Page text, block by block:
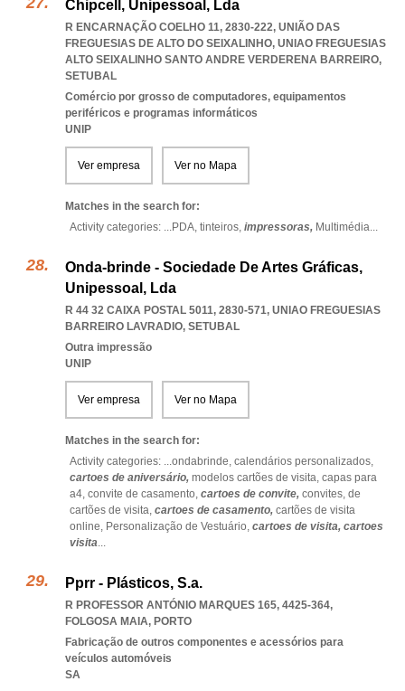
Chipcell, Unipessoal, Lda
R ENCARNAÇÃO COELHO 11, 2830-222, UNIÃO DAS
FREGUESIAS DE ALTO DO SEIXALINHO, UNIAO FREGUESIAS
ALTO SEIXALINHO SANTO ANDRE VERDERENA BARREIRO,
SETUBAL
Comércio por grosso de computadores, equipamentos
periféricos e programas informáticos
UNIP
Ver empresa Ver no Mapa
Matches in the search for:
Activity categories: ...PDA, tinteiros, impressoras, Multimédia...
Onda-brinde - Sociedade De Artes Gráficas,
Unipessoal, Lda
R 44 32 CAIXA POSTAL 5011, 2830-571, UNIAO FREGUESIAS
BARREIRO LAVRADIO, SETUBAL
Outra impressão
UNIP
Ver empresa Ver no Mapa
Matches in the search for:
Activity categories: ...ondabrinde, calendários personalizados,
cartoes de aniversário, modelos cartões de visita, capas para
a4, convite de casamento, cartoes de convite, convites, de
cartões de visita, cartoes de casamento, cartões de visita
online, Personalização de Vestuário, cartoes de visita, cartoes
visita...
Pprr - Plásticos, S.a.
R PROFESSOR ANTÓNIO MARQUES 165, 4425-364,
FOLGOSA MAIA, PORTO
Fabricação de outros componentes e acessórios para
veículos automóveis
SA